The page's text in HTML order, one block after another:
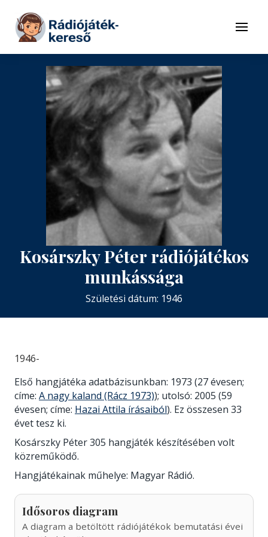
Tovább a tartalomhoz
Menü
Kosárszky Péter rádiójátékos
munkássága
Születési dátum: 1946
1946-
Első hangjátéka adatbázisunkban: 1973 (27 évesen;
címe: A nagy kaland (Rácz 1973)); utolsó: 2005 (59
évesen; címe: Hazai Attila írásaiból). Ez összesen 33
évet tesz ki.
Kosárszky Péter 305 hangjáték készítésében volt
közreműködő.
Hangjátékainak műhelye: Magyar Rádió.
Idősoros diagram
A diagram a betöltött rádiójátékok bemutatási évei